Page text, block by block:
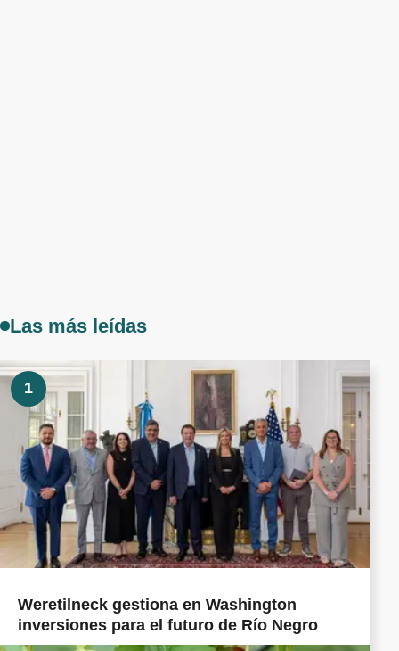
Las más leídas
1
Weretilneck gestiona en Washington
inversiones para el futuro de Río Negro